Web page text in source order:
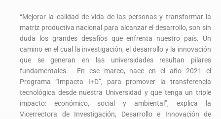
“Mejorar la calidad de vida de las personas y transformar la
matriz productiva nacional para alcanzar el desarrollo, son sin
duda los grandes desafíos que enfrenta nuestro país. Un
camino en el cual la investigación, el desarrollo y la innovación
que se generan en las universidades resultan pilares
fundamentales. En ese marco, nace en el año 2021 el
Programa “Impacta I+D”, para promover la transferencia
tecnológica desde nuestra Universidad y que tenga un triple
impacto: económico, social y ambiental”, explica la
Vicerrectora de Investigación, Desarrollo e Innovación de